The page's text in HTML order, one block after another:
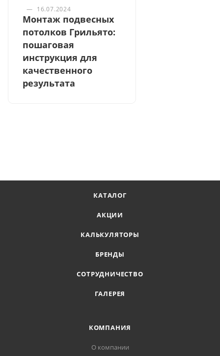
— 16.07.2024
Монтаж подвесных
потолков Грильято:
пошаговая
инструкция для
качественного
результата
КАТАЛОГ
АКЦИИ
КАЛЬКУЛЯТОРЫ
БРЕНДЫ
СОТРУДНИЧЕСТВО
ГАЛЕРЕЯ
КОМПАНИЯ
О компании